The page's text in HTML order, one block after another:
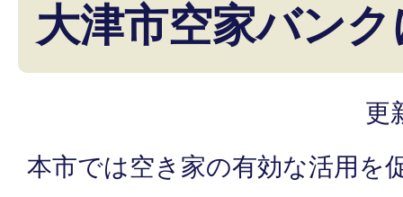
大津市空家バン
更
本市では空き家の有効な活用を